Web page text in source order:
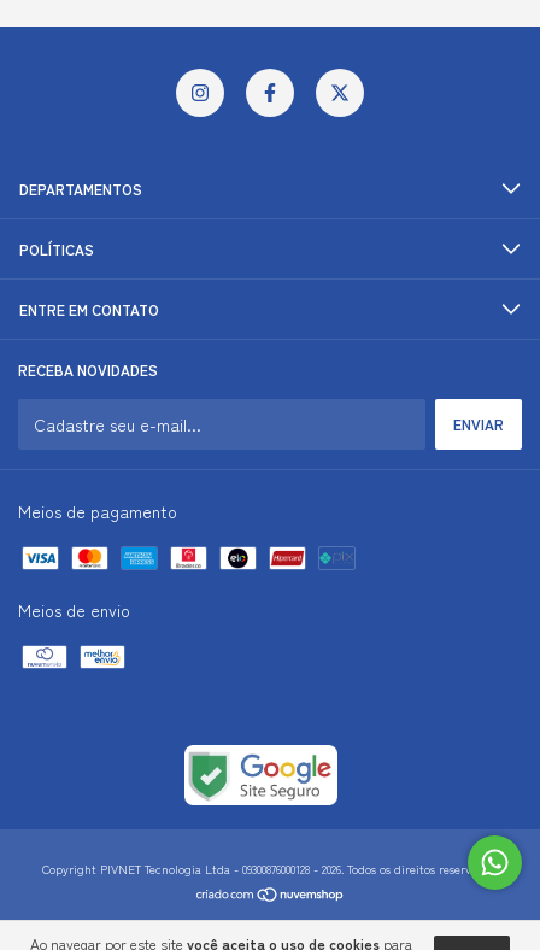
Ao navegar por este site você aceita o uso de cookies para
DEPARTAMENTOS
POLÍTICAS
ENTRE EM CONTATO
RECEBA NOVIDADES
Meios de pagamento
Meios de envio
Copyright PIVNET Tecnologia Ltda - 09300876000128 - 2026. Todos os direitos reservados.